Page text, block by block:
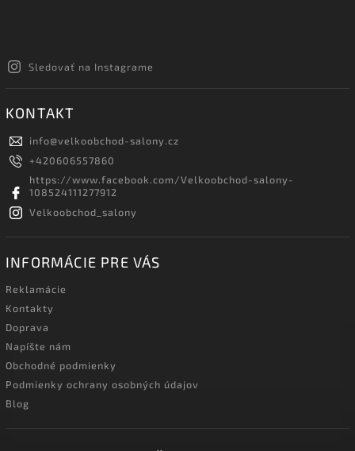
Sledovať na Instagrame
KONTAKT
info@velkoobchod-salony.cz
+420606557860
https://www.facebook.com/Velkoobchod-salony-
108524111277912
Velkoobchod_salony
INFORMÁCIE PRE VÁS
Reklamácie
Kontakty
Doprava
Napíšte nám
Obchodné podmienky
Podmienky ochrany osobných údajov
Blog